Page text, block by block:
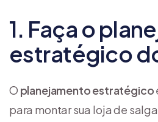
1. Faça o
estratégico
O planejamento estratégico
para montar sua loja de